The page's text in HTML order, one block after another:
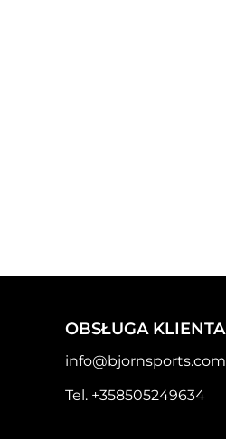
OBSŁUGA KLIENTA
info@bjornsports.com
Tel. +358505249634